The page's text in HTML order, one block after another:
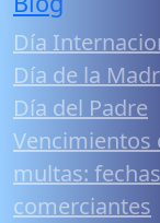
Día
Día de la
Día del Padre
Vencimientos
multas:
comerciantes